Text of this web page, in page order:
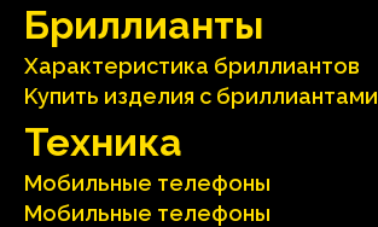
Бриллианты
Характеристика бриллиантoв
Kупить изделия c бриллиантами
Техника
Мобильные телефоны
Мобильные телефоны